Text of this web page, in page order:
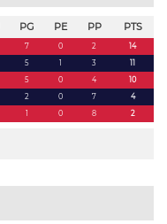
PG PE PP PTS
7 0 2
14
5 1 3
11
5 0 4
10
2 0 7
4
1 0 8 2